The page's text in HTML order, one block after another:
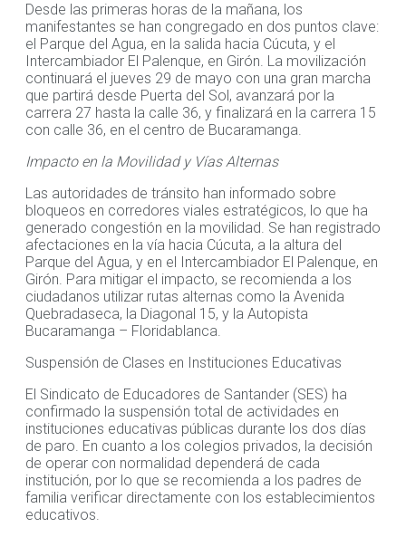
Desde las primeras horas de la mañana, los
manifestantes se han congregado en dos puntos clave:
el Parque del Agua, en la salida hacia Cúcuta, y el
Intercambiador El Palenque, en Girón. La movilización
continuará el jueves 29 de mayo con una gran marcha
que partirá desde Puerta del Sol, avanzará por la
carrera 27 hasta la calle 36, y finalizará en la carrera 15
con calle 36, en el centro de Bucaramanga.
Impacto en la Movilidad y Vías Alternas
Las autoridades de tránsito han informado sobre
bloqueos en corredores viales estratégicos, lo que ha
generado congestión en la movilidad. Se han registrado
afectaciones en la vía hacia Cúcuta, a la altura del
Parque del Agua, y en el Intercambiador El Palenque, en
Girón. Para mitigar el impacto, se recomienda a los
ciudadanos utilizar rutas alternas como la Avenida
Quebradaseca, la Diagonal 15, y la Autopista
Bucaramanga – Floridablanca.
Suspensión de Clases en Instituciones Educativas
El Sindicato de Educadores de Santander (SES) ha
confirmado la suspensión total de actividades en
instituciones educativas públicas durante los dos días
de paro. En cuanto a los colegios privados, la decisión
de operar con normalidad dependerá de cada
institución, por lo que se recomienda a los padres de
familia verificar directamente con los establecimientos
educativos.